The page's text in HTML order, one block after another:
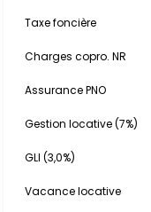
Taxe foncière
Charges copro. NR
Assurance PNO
Gestion locative (7%)
GLI (3,0%)
Vacance locative